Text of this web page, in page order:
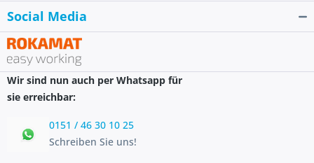
Social Media
Wir sind nun auch per Whatsapp für
sie erreichbar:
0151 / 46 30 10 25
Schreiben Sie uns!